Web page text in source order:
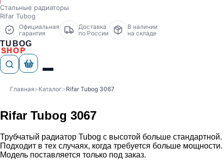
Стальные радиаторы
Rifar Tubog
Официальная
гарантия
Доставка
по России
В наличии
на складе
TUBOG
SHOP
Главная>Каталог>Rifar Tubog 3067
Rifar Tubog 3067
Трубчатый радиатор Tubog с высотой больше стандартной.
Подходит в тех случаях, когда требуется больше мощности.
Модель поставляется только под заказ.